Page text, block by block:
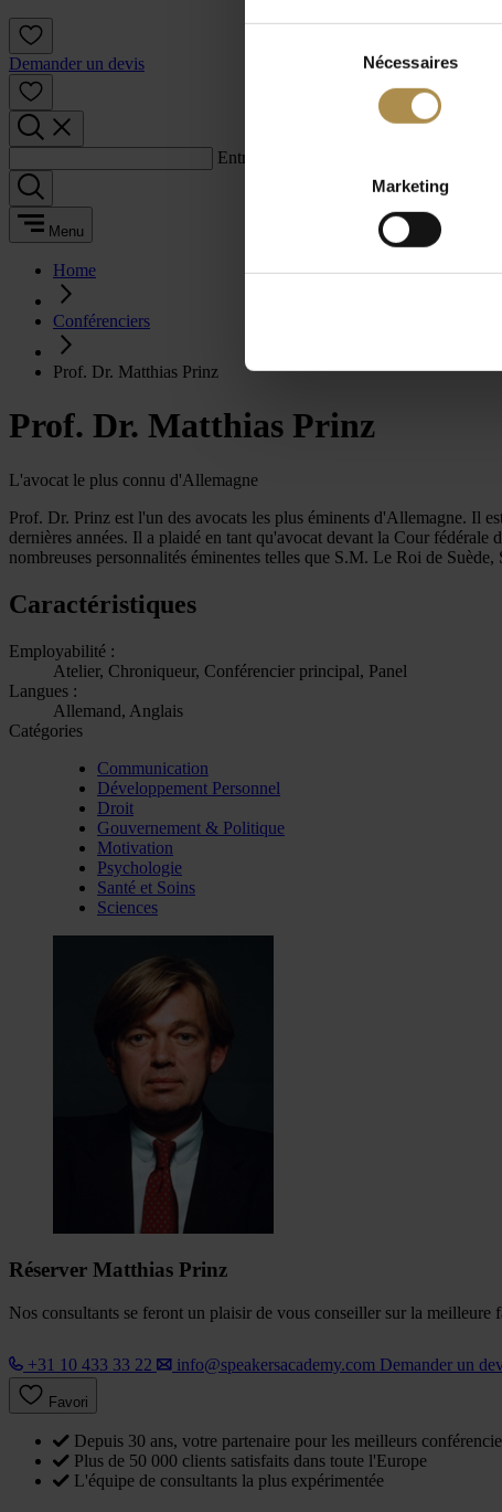
Nécessaires
Marketing
Demander un devis
Entrez un terme de recherche :
Menu
Home
Conférenciers
Prof. Dr. Matthias Prinz
Prof. Dr. Matthias Prinz
L'avocat le plus connu d'Allemagne
Prof. Dr. Prinz est l'un des avocats les plus éminents d'Allemagne. Il
dernières années. Il a plaidé en tant qu'avocat devant la Cour
nombreuses personnalités éminentes telles que S.M. Le Roi de
Caractéristiques
Employabilité :
Atelier, Chroniqueur, Conférencier principal, Panel
Langues :
Allemand, Anglais
Catégories
Communication
Développement Personnel
Droit
Gouvernement & Politique
Motivation
Psychologie
Santé et Soins
Sciences
Réserver Matthias Prinz
Nos consultants se feront un plaisir de vous conseiller sur la
+31 10 433 33 22 info@speakersacademy.com Demander un
Favori
Depuis 30 ans, votre partenaire pour les meilleurs
Plus de 50 000 clients satisfaits dans toute l'Europe
L'équipe de consultants la plus expérimentée